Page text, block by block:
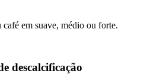
em suave, médio ou forte.
descalcificação